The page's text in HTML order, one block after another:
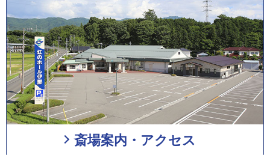
斎場案内・アクセス